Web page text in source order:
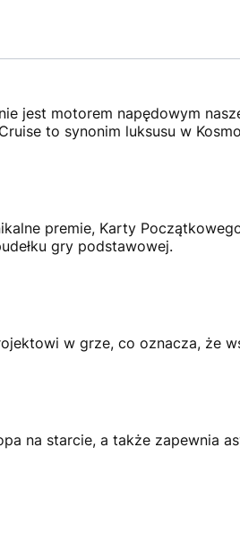
jest motorem napędowym
to synonim luksusu w
premie, Karty
gry podstawowej.
w grze, co oznacza, że
na starcie, a także zapewnia